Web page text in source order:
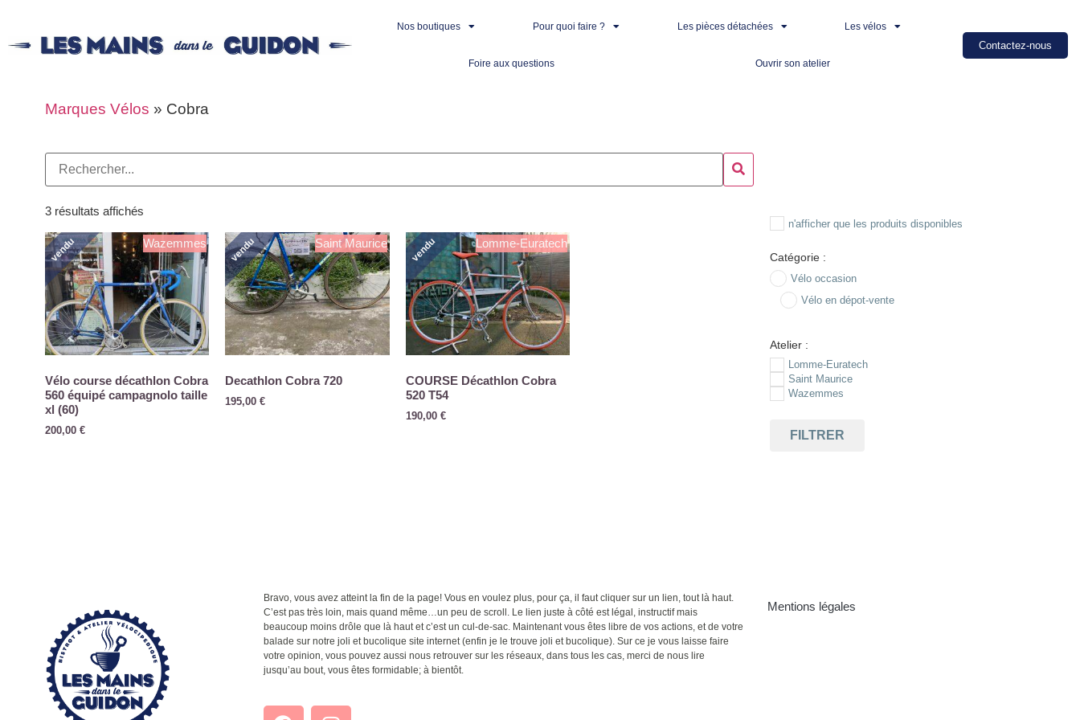
Nos boutiques Pour quoi faire ? Les pièces détachées Les vélos
Foire aux questions Ouvrir son atelier
Contactez-nous
Marques Vélos » Cobra
3 résultats affichés
Wazemmes
vendu
Vélo course décathlon Cobra
560 équipé campagnolo taille
xl (60)
200,00 €
Saint Maurice
vendu
Decathlon Cobra 720
195,00€
Lomme-Euratech
vendu
COURSE Décathlon Cobra
520 T54
190,00 €
n'afficher que les produits disponibles
Catégorie :
Vélo occasion
Vélo en dépot-vente
Atelier :
Lomme-Euratech
Saint Maurice
Wazemmes
FILTRER
Bravo, vous avez atteint la fin de la page! Vous en voulez plus, pour ça, il faut cliquer sur un lien, tout là haut.
C’est pas très loin, mais quand même…un peu de scroll. Le lien juste à côté est légal, instructif mais
beaucoup moins drôle que là haut et c’est un cul-de-sac. Maintenant vous êtes libre de vos actions, et de votre
balade sur notre joli et bucolique site internet (enfin je le trouve joli et bucolique). Sur ce je vous laisse faire
votre opinion, vous pouvez aussi nous retrouver sur les réseaux, dans tous les cas, merci de nous lire
jusqu’au bout, vous êtes formidable; à bientôt.
Mentions légales